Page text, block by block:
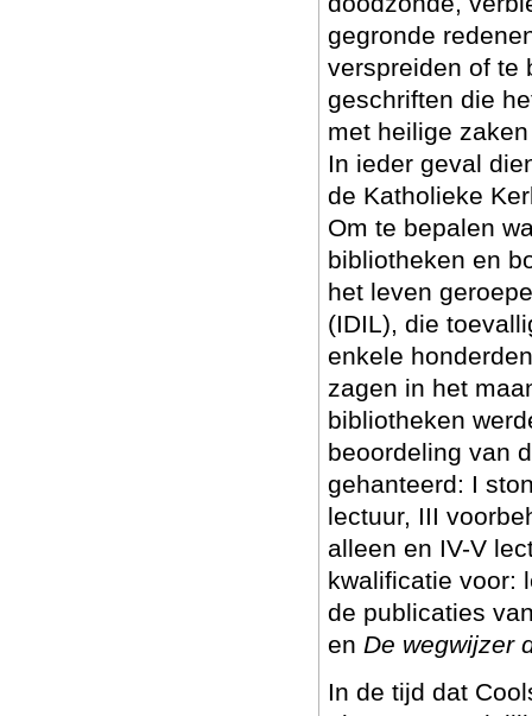
gegronde
verspreiden of te
geschriften die
met heilige
In ieder geval
de Katholieke
Om te bepalen
bibliotheken en
het leven
(IDIL), die
enkele
zagen in het
bibliotheken
beoordeling van
gehanteerd: I
lectuur, III
alleen en IV-V
kwalificatie voor:
de publicaties
en De wegwijzer
In de tijd dat